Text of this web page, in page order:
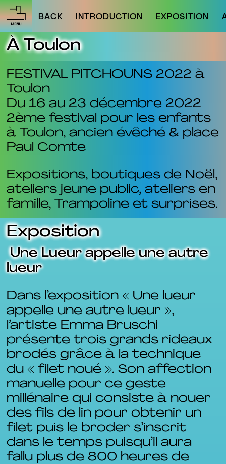
À Toulon
BACK INTRODUCTION EXPOSITION
FESTIVAL PITCHOUNS 2022 à
Toulon
Du 16 au 23 décembre 2022
2ème festival pour les enfants
à Toulon, ancien évêché & place
Paul Comte
Expositions, boutiques de Noël,
ateliers jeune public, ateliers en
famille, Trampoline et surprises.
Exposition
​ Une Lueur appelle une autre
lueur
Dans l’exposition « Une lueur
appelle une autre lueur »,
l’artiste Emma Bruschi
présente trois grands rideaux
brodés grâce à la technique
du « filet noué ». Son affection
manuelle pour ce geste
millénaire qui consiste à nouer
des fils de lin pour obtenir un
filet puis le broder s’inscrit
dans le temps puisqu’il aura
fallu plus de 800 heures de